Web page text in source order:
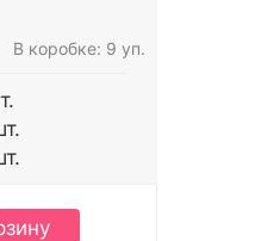
В коробке: 9 уп.